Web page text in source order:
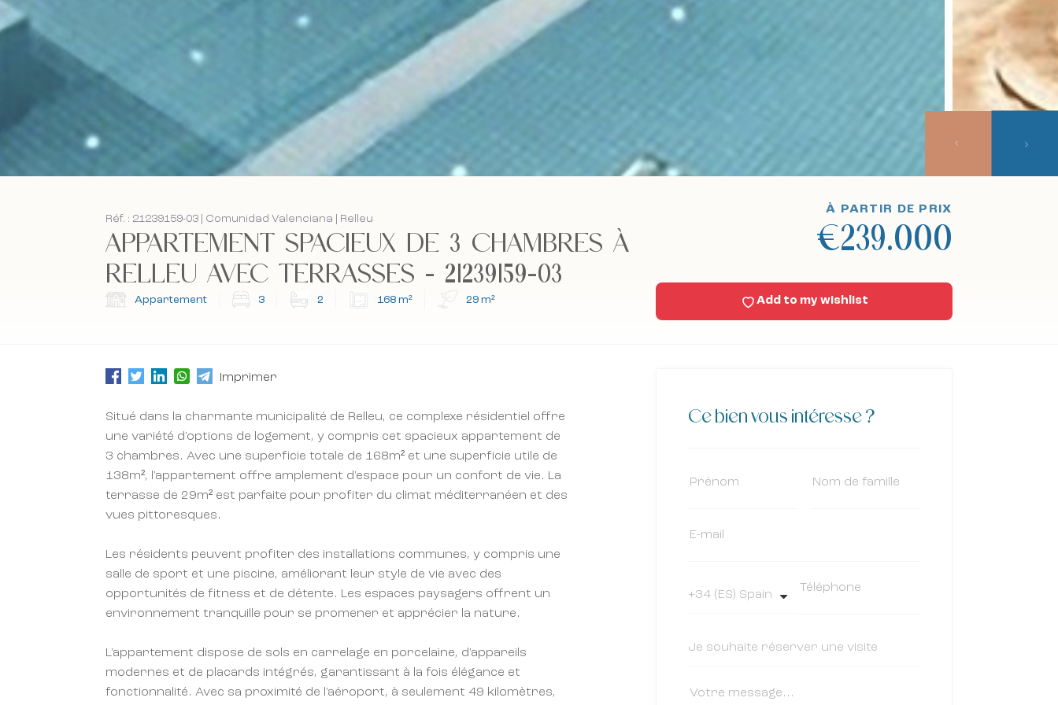
Réf. : 21239159-03 | Comunidad Valenciana | Relleu
APPARTEMENT SPACIEUX DE 3 CHAMBRES À
RELLEU AVEC TERRASSES - 21239159-03
Appartement 3 2 168 m² 29 m²
À PARTIR DE PRIX
€239.000
Add to my wishlist
Imprimer
Situé dans la charmante municipalité de Relleu, ce complexe résidentiel offre
une variété d'options de logement, y compris cet spacieux appartement de
3 chambres. Avec une superficie totale de 168m² et une superficie utile de
138m², l'appartement offre amplement d'espace pour un confort de vie. La
terrasse de 29m² est parfaite pour profiter du climat méditerranéen et des
vues pittoresques.
Les résidents peuvent profiter des installations communes, y compris une
salle de sport et une piscine, améliorant leur style de vie avec des
opportunités de fitness et de détente. Les espaces paysagers offrent un
environnement tranquille pour se promener et apprécier la nature.
L'appartement dispose de sols en carrelage en porcelaine, d'appareils
modernes et de placards intégrés, garantissant à la fois élégance et
fonctionnalité. Avec sa proximité de l'aéroport, à seulement 49 kilomètres,
Ce bien vous intéresse ?